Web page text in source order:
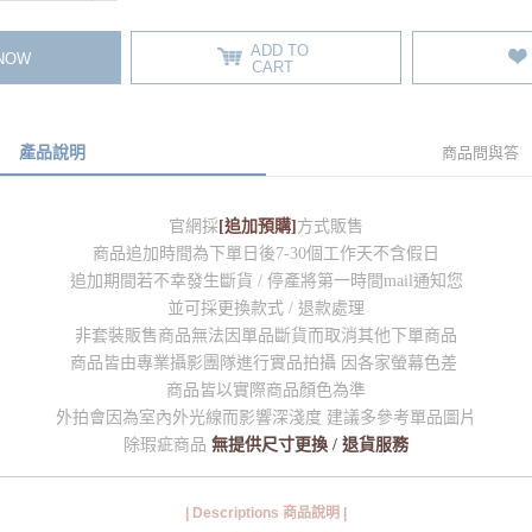
ADD TO
CART
產品說明 商品問與答
官網採 [追加預購] 方式販售
商品追加時間為下單日後7-30個工作天不含假日
追加期間若不幸發生斷貨 / 停產將第一時間mail通知您
並可採更換款式 / 退款處理
非套裝販售商品無法因單品斷貨而取消其他下單商品
商品皆由專業攝影團隊進行實品拍攝 因各家螢幕色差
商品皆以實際商品顏色為準
外拍會因為室內外光線而影響深淺度 建議多參考單品圖片
除瑕疵商品 無提供尺寸更換 / 退貨服務
| Descriptions 商品說明 |